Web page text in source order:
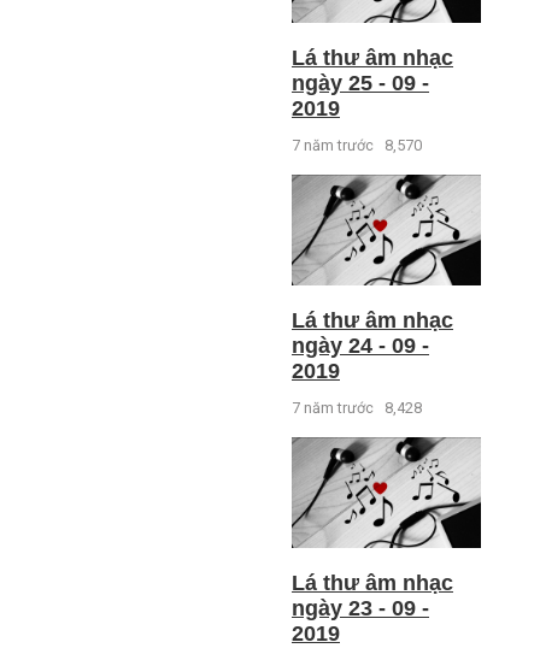
Lá thư âm nhạc
ngày 25 - 09 -
2019
7 năm trước 8,570
Lá thư âm nhạc
ngày 24 - 09 -
2019
7 năm trước 8,428
Lá thư âm nhạc
ngày 23 - 09 -
2019